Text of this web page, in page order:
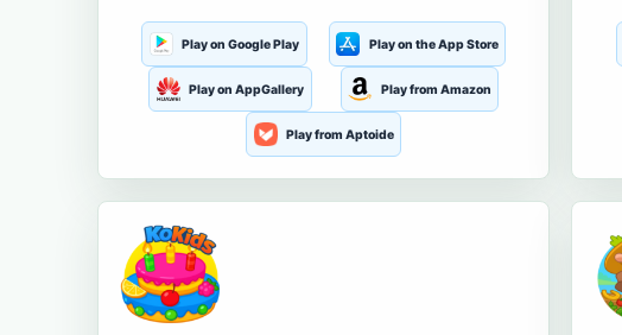
Play on Google Play Play on the App Store
Play on AppGallery Play from Amazon
Play from Aptoide